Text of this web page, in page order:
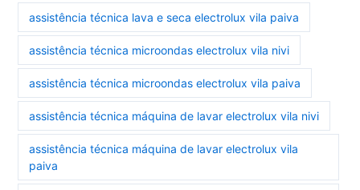
assistência técnica lava e seca electrolux vila paiva
assistência técnica microondas electrolux vila nivi
assistência técnica microondas electrolux vila paiva
assistência técnica máquina de lavar electrolux vila nivi
assistência técnica máquina de lavar electrolux vila
paiva